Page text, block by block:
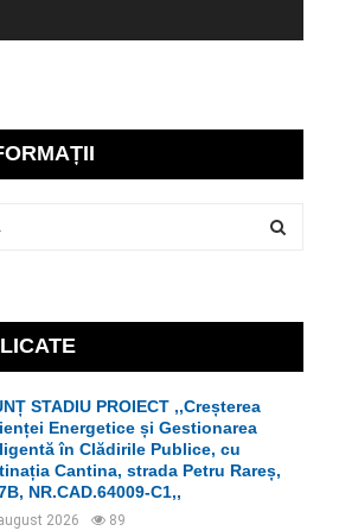
E
A
C
STADIU PROIECT ,,Creșterea
Energetice și Gestionarea
în Clădirile Publice, cu
Cantina, strada Petru Rareș,
NR.CAD.64009-C1,,
2026 89